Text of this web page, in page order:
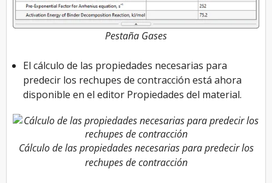
Pestaña Gases
El cálculo de las propiedades necesarias para
predecir los rechupes de contracción está ahora
disponible en el editor Propiedades del material.
Cálculo de las propiedades necesarias para predecir los
rechupes de contracción